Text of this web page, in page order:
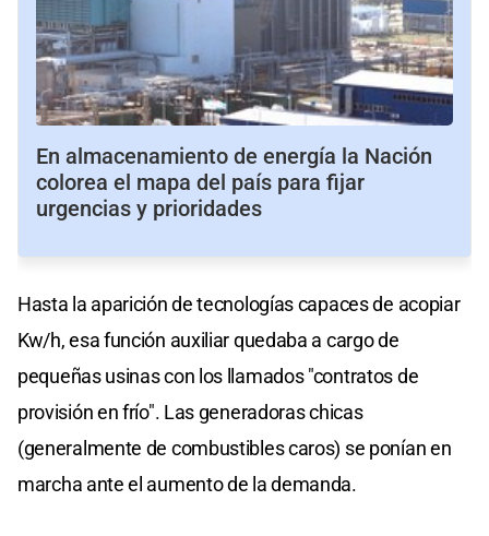
En almacenamiento de energía la Nación
colorea el mapa del país para fijar
urgencias y prioridades
Hasta la aparición de tecnologías capaces de acopiar
Kw/h, esa función auxiliar quedaba a cargo de
pequeñas usinas con los llamados "contratos de
provisión en frío". Las generadoras chicas
(generalmente de combustibles caros) se ponían en
marcha ante el aumento de la demanda.